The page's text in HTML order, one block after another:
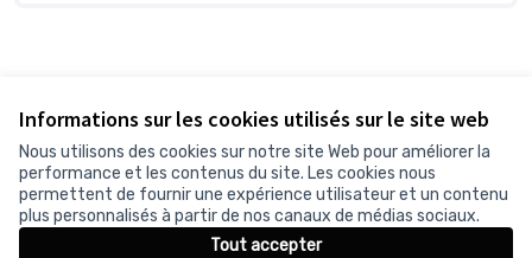
Informations sur les cookies utilisés sur le site web
Nous utilisons des cookies sur notre site Web pour améliorer la
performance et les contenus du site. Les cookies nous
permettent de fournir une expérience utilisateur et un contenu
plus personnalisés à partir de nos canaux de médias sociaux.
Tout accepter